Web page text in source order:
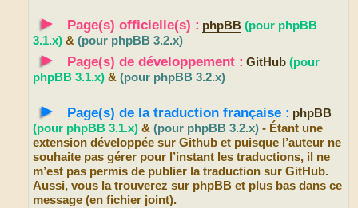
► Page(s) officielle(s) : phpBB (pour phpBB
3.1.x) & (pour phpBB 3.2.x)
► Page(s) de développement : GitHub (pour
phpBB 3.1.x) & (pour phpBB 3.2.x)
► Page(s) de la traduction française : phpBB
(pour phpBB 3.1.x) & (pour phpBB 3.2.x) - Étant une
extension développée sur Github et puisque l’auteur ne
souhaite pas gérer pour l’instant les traductions, il ne
m’est pas permis de publier la traduction sur GitHub.
Aussi, vous la trouverez sur phpBB et plus bas dans ce
message (en fichier joint).